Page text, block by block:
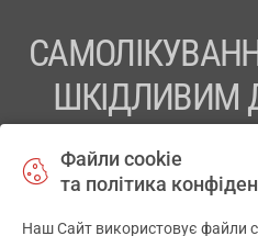
ШКІДЛИВИМ
ПЕРЕД ЗАСТОСУВАННЯМ
Файли cookie
та політика
Наш Сайт використовує файли